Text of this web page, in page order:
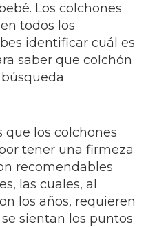
Los colchones
todos los
identificar cuál es
saber que colchón
que los colchones
tener una firmeza
recomendables
las cuales, al
los años, requieren
sientan los puntos